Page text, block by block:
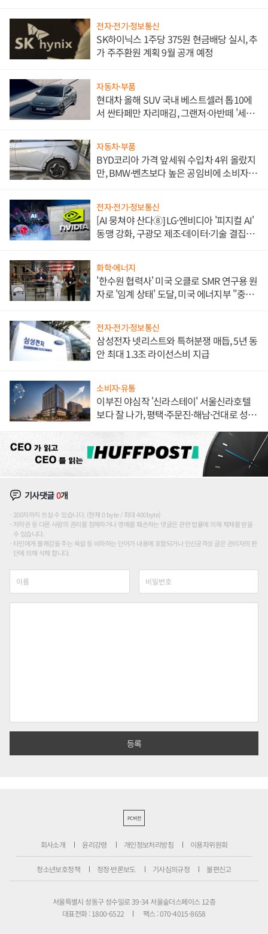
전자·전기·정보통신
SK하이닉스 1주당 375원 현금배당 실시, 추
가 주주환원 계획 9월 공개 예정
자동차·부품
현대차 올해 SUV 국내 베스트셀러 톱10에
서 싼타페만 자리매김, 그랜저·아반떼 '세단
자동차·부품
BYD코리아 가격 앞세워 수입차 4위 올랐지
만, BMW·벤츠보다 높은 공임비에 소비자
전자·전기·정보통신
[AI 뭉쳐야 산다⑧] LG·엔비디아 '피지컬 AI'
동맹 강화, 구광모 제조·데이터·기술 결집
화학·에너지
'한수원 협력사' 미국 오클로 SMR 연구용 원
자로 '임계 상태' 도달, 미국 에너지부 "중요
전자·전기·정보통신
삼성전자 넷리스트와 특허분쟁 매듭, 5년 동
안 최대 1.3조 라이선스비 지급
소비자·유통
이부진 야심작 '신라스테이' 서울신라호텔
보다 잘 나가, 평택·주문진·해남·건대로 성
기사댓글0개
200자까지 쓰실 수 있습니다. (현재 0 byte / 최대 400byte)
저작권 등 다른 사람의 권리를 침해하거나 명예를 훼손하는 댓글은 관련 법률에 의해 제재를 받을
수 있습니다.
타인에게 불쾌감을 주는 욕설 등 비하하는 단어가 내용에 포함되거나 인신공격성 글은 관리자의 판
단에 의해 삭제 합니다.
PC버전
회사소개 윤리강령 개인정보처리방침 이용자위원회
청소년보호정책 정정·반론보도 기사심의규정 불편신고
서울특별시 성동구 성수일로 39-34 서울숲더스페이스 12층
대표전화 : 1800-6522
팩스 : 070-4015-8658